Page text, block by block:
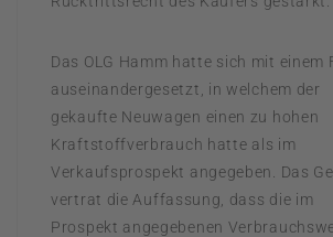
Das OLG Hamm hatte sich mit einem
auseinandergesetzt, in welchem der
gekaufte Neuwagen einen zu hohen
Kraftstoffverbrauch hatte als im
Verkaufsprospekt angegeben. Das
vertrat die Auffassung, dass die im
Prospekt angegebenen